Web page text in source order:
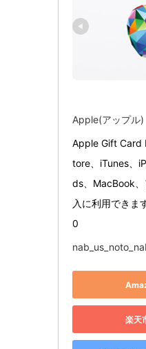
Apple(アップル)
Apple Gift Card
tore、iTunes、
ds、MacBook
入に利用でき
0
楽天